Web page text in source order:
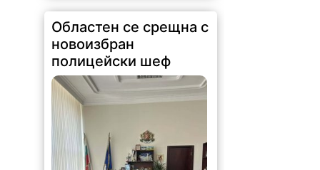
Областен се срещна с
новоизбран
полицейски шеф